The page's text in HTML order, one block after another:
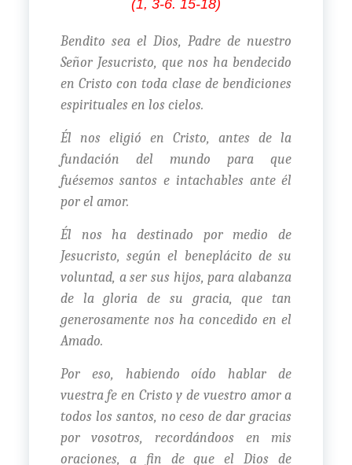
(1, 3-6. 15-18)
Bendito sea el Dios, Padre de nuestro
Señor Jesucristo, que nos ha bendecido
en Cristo con toda clase de bendiciones
espirituales en los cielos.
Él nos eligió en Cristo, antes de la
fundación del mundo para que
fuésemos santos e intachables ante él
por el amor.
Él nos ha destinado por medio de
Jesucristo, según el beneplácito de su
voluntad, a ser sus hijos, para alabanza
de la gloria de su gracia, que tan
generosamente nos ha concedido en el
Amado.
Por eso, habiendo oído hablar de
vuestra fe en Cristo y de vuestro amor a
todos los santos, no ceso de dar gracias
por vosotros, recordándoos en mis
oraciones, a fin de que el Dios de